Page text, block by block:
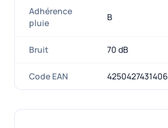
Adhérence
pluie
B
Bruit 70 dB
Code EAN 4250427431406